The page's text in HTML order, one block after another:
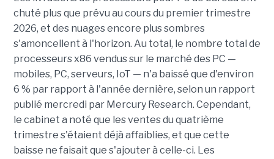
chuté plus que prévu au cours du premier trimestre
2026, et des nuages encore plus sombres
s'amoncellent à l'horizon. Au total, le nombre total de
processeurs x86 vendus sur le marché des PC —
mobiles, PC, serveurs, IoT — n'a baissé que d'environ
6 % par rapport à l'année dernière, selon un rapport
publié mercredi par Mercury Research. Cependant,
le cabinet a noté que les ventes du quatrième
trimestre s'étaient déjà affaiblies, et que cette
baisse ne faisait que s'ajouter à celle-ci. Les